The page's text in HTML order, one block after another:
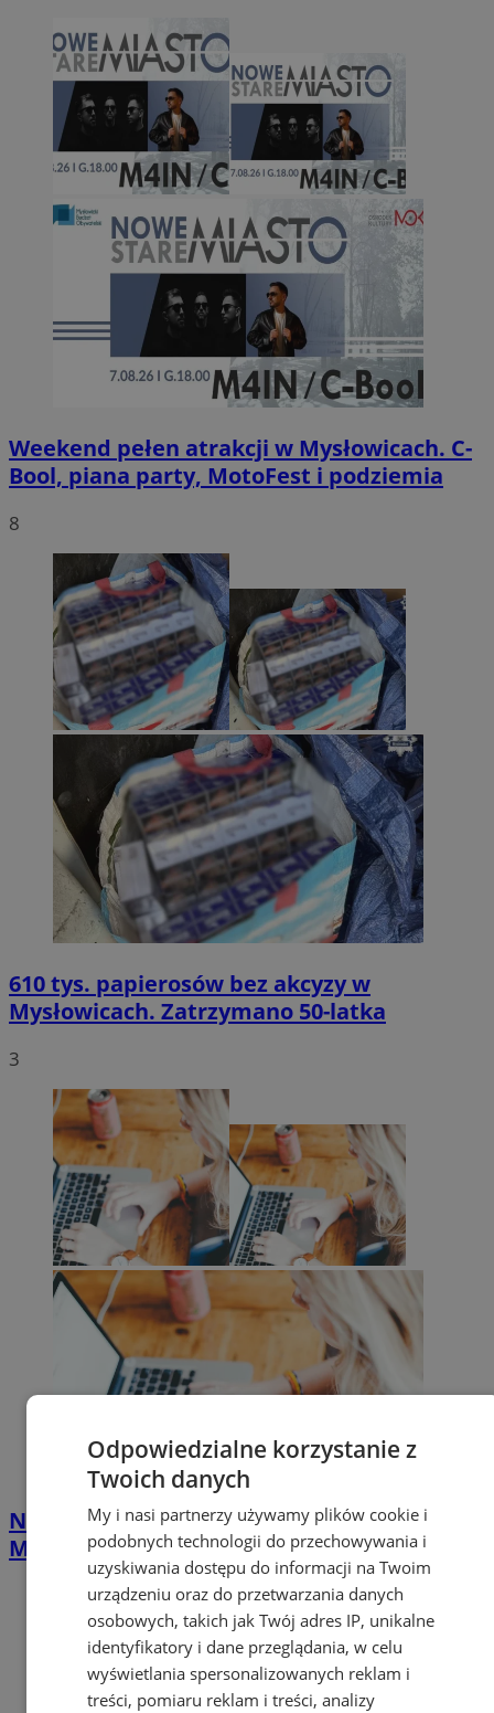
Weekend pełen atrakcji w Mysłowicach. C-
Bool, piana party, MotoFest i podziemia
8
610 tys. papierosów bez akcyzy w
Mysłowicach. Zatrzymano 50-latka
3
Nawet 42 tys. zł na własną firmę w
Mysłowicach. PUP rusza z naborem
Odpowiedzialne korzystanie z
Twoich danych
My i nasi partnerzy używamy plików cookie i
podobnych technologii do przechowywania i
uzyskiwania dostępu do informacji na Twoim
urządzeniu oraz do przetwarzania danych
osobowych, takich jak Twój adres IP, unikalne
identyfikatory i dane przeglądania, w celu
wyświetlania spersonalizowanych reklam i
treści, pomiaru reklam i treści, analizy